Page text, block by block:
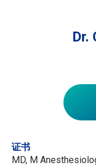
Dr.
证书
MD, M